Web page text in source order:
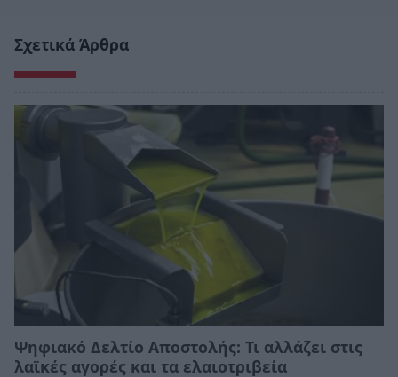
Σχετικά Άρθρα
Ψηφιακό Δελτίο Αποστολής: Τι αλλάζει στις
λαϊκές αγορές και τα ελαιοτριβεία